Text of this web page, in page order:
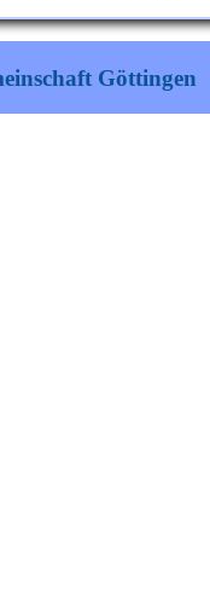
Göttingen